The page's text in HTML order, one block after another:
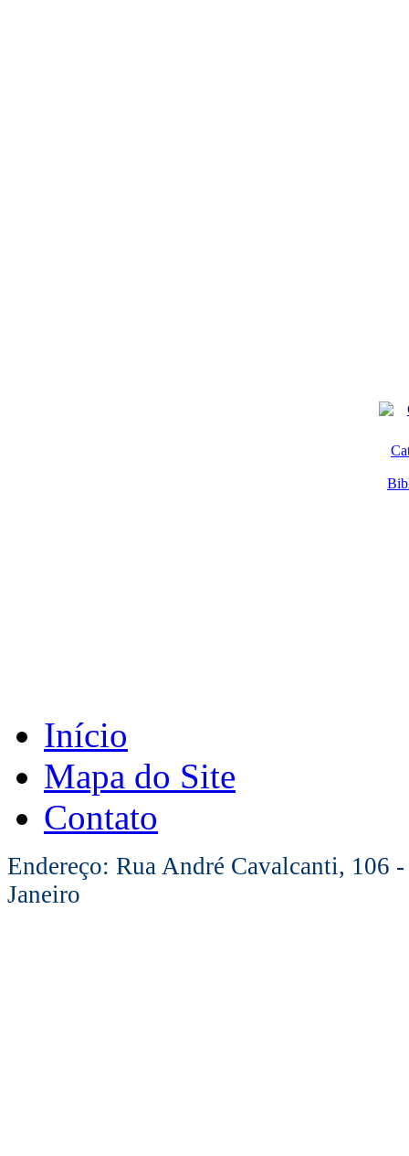
Início
Mapa do Site
Contato
Endereço: Rua André Cavalcanti, 106
Janeiro